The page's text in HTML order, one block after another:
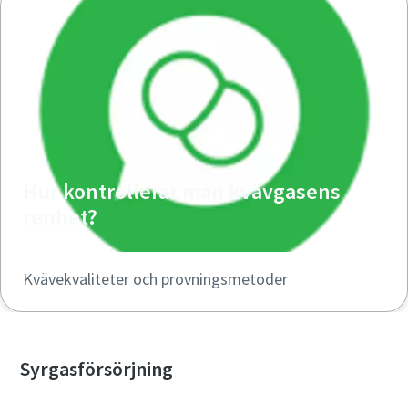
Hur kontrollerar man kvävgasens
renhet?
Kvävekvaliteter och provningsmetoder
Syrgasförsörjning